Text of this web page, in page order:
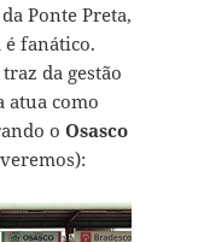
Ponte Preta,
fanático.
da gestão
atua como
o Osasco